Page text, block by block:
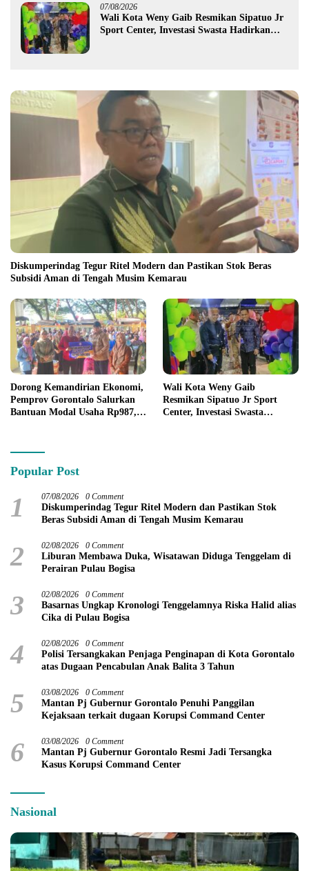
07/08/2026
Wali Kota Weny Gaib Resmikan Sipatuo Jr
Sport Center, Investasi Swasta Hadirkan
Diskumperindag Tegur Ritel Modern dan Pastikan Stok Beras
Subsidi Aman di Tengah Musim Kemarau
Dorong Kemandirian Ekonomi,
Pemprov Gorontalo Salurkan
Bantuan Modal Usaha Rp987,5
Wali Kota Weny Gaib
Resmikan Sipatuo Jr Sport
Center, Investasi Swasta
Popular Post
1 07/08/2026 0 Comment
Diskumperindag Tegur Ritel Modern dan Pastikan Stok
Beras Subsidi Aman di Tengah Musim Kemarau
2 02/08/2026 0 Comment
Liburan Membawa Duka, Wisatawan Diduga Tenggelam di
Perairan Pulau Bogisa
3 02/08/2026 0 Comment
Basarnas Ungkap Kronologi Tenggelamnya Riska Halid alias
Cika di Pulau Bogisa
4 02/08/2026 0 Comment
Polisi Tersangkakan Penjaga Penginapan di Kota Gorontalo
atas Dugaan Pencabulan Anak Balita 3 Tahun
5 03/08/2026 0 Comment
Mantan Pj Gubernur Gorontalo Penuhi Panggilan
Kejaksaan terkait dugaan Korupsi Command Center
6 03/08/2026 0 Comment
Mantan Pj Gubernur Gorontalo Resmi Jadi Tersangka
Kasus Korupsi Command Center
Nasional